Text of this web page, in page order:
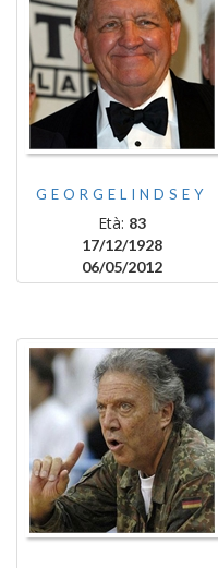
GEORGELINDSEY
Età: 83
17/12/1928
06/05/2012